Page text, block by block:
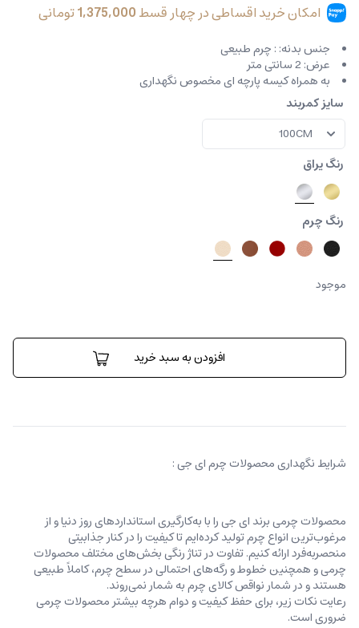
امکان خرید اقساطی در چهار قسط1,375,000تومانی
جنس بدنه: : چرم طبیعی
عرض: 2 سانتی متر
به همراه کیسه پارچه ای مخصوص نگهداری
سایز کمربند
رنگ یراق
رنگ چرم
موجود
گروسو
افزودن به سبد خرید
شرایط نگهداری محصولات چرم ای جی :
محصولات چرمی برند ای جی را با به‌کارگیری استانداردهای روز دنیا و از
مرغوب‌ترین انواع چرم تولید کرده‌ایم تا کیفیت را در کنار جذابیتی
منحصربه‌فرد ارائه کنیم. تفاوت در تناژ رنگی بخش‌های مختلف محصولات
چرمی و همچنین خطوط و رگه‌‌های احتمالی در سطح چرم، کاملاً طبیعی
هستند و در شمار نواقص کالای چرم به شمار نمی‌روند.
رعایت نکات زیر، برای حفظ کیفیت و دوام هرچه بیشتر محصولات چرمی
ضروری است.